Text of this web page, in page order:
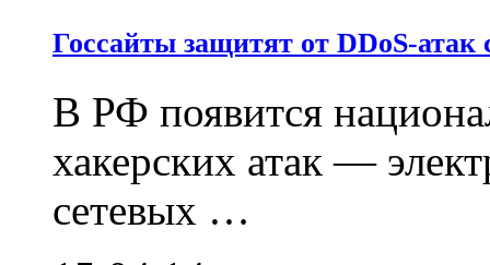
Госсайты защитят от DDoS-
В РФ появится
хакерских атак —
сетевых …